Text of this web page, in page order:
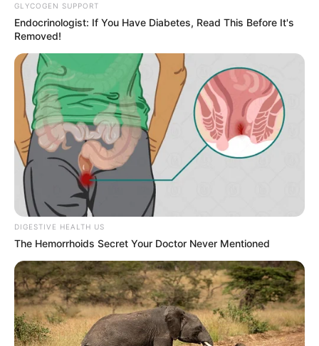
GLYCOGEN SUPPORT
Endocrinologist: If You Have Diabetes, Read This Before It's
Removed!
DIGESTIVE HEALTH US
The Hemorrhoids Secret Your Doctor Never Mentioned